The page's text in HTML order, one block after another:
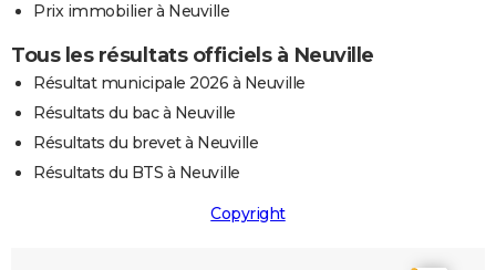
Prix immobilier à Neuville
Tous les résultats officiels à Neuville
Résultat municipale 2026 à Neuville
Résultats du bac à Neuville
Résultats du brevet à Neuville
Résultats du BTS à Neuville
Copyright